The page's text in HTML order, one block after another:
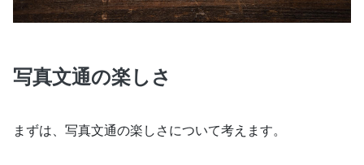
写真文通の楽しさ
まずは、写真文通の楽しさについて考えます。